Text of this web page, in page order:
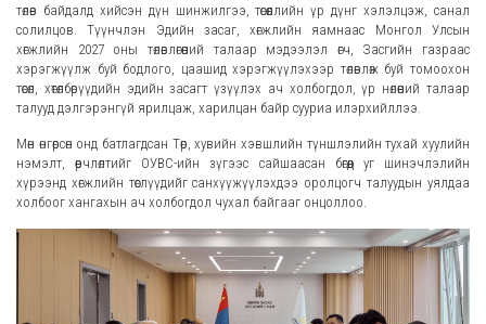
төлөв байдалд хийсэн дүн шинжилгээ, төсөөллийн үр дүнг хэлэлцэж, санал
солилцов. Түүнчлэн Эдийн засаг, хөгжлийн яамнаас Монгол Улсын
хөгжлийн 2027 оны төлөвлөгөөний талаар мэдээлэл өгч, Засгийн газраас
хэрэгжүүлж буй бодлого, цаашид хэрэгжүүлэхээр төлөвлөж буй томоохон
төсөл, хөтөлбөрүүдийн эдийн засагт үзүүлэх ач холбогдол, үр нөлөөний талаар
талууд дэлгэрэнгүй ярилцаж, харилцан байр сууриа илэрхийллээ.
Мөн өнгөрсөн онд батлагдсан Төр, хувийн хэвшлийн түншлэлийн тухай хуулийн
нэмэлт, өөрчлөлтийг ОУВС-ийн зүгээс сайшаасан бөгөөд уг шинэчлэлийн
хүрээнд хөгжлийн төслүүдийг санхүүжүүлэхдээ оролцогч талуудын уялдаа
холбоог хангахын ач холбогдол чухал байгааг онцоллоо.